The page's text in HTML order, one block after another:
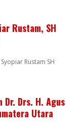
Rustam, SH
Rustam SH
Dr. Drs. H. Agus
Utara